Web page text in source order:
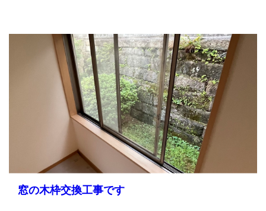
窓の木枠交換工事です